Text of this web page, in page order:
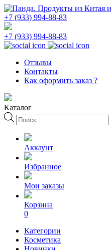
+7 (933) 994-88-83
+7 (933) 994-88-83
Отзывы
Контакты
Как оформить заказ ?
Каталог
Поиск
товаров
Аккаунт
Избранное
Мои заказы
Корзина
0
Категории
Косметика